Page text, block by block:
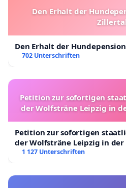
Den Erhalt der
Den Erhalt der
702 Unterschriften
Petition zur sofortigen
der Wolfsträne Leipzig in
Petition zur sofortigen
der Wolfsträne Leipzig in
1 127 Unterschriften